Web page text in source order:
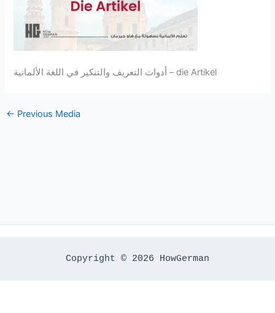
أدوات التعريف والتنكير في اللغة الألمانية – die Artikel
← Previous Media
Copyright © 2026 HowGerman